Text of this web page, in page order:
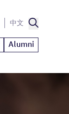
中文
Alumni